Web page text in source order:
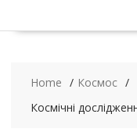
t
Home
Космос
Космічні